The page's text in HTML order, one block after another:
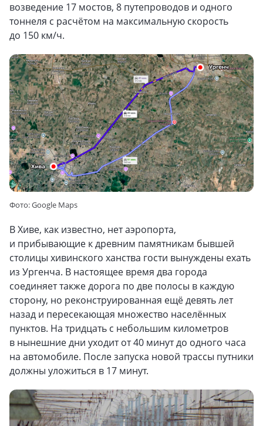
возведение 17 мостов, 8 путепроводов и одного
тоннеля с расчётом на максимальную скорость
до 150 км/ч.
Фото: Google Maps
В Хиве, как известно, нет аэропорта,
и прибывающие к древним памятникам бывшей
столицы хивинского ханства гости вынуждены ехать
из Ургенча. В настоящее время два города
соединяет также дорога по две полосы в каждую
сторону, но реконструированная ещё девять лет
назад и пересекающая множество населённых
пунктов. На тридцать с небольшим километров
в нынешние дни уходит от 40 минут до одного часа
на автомобиле. После запуска новой трассы путники
должны уложиться в 17 минут.